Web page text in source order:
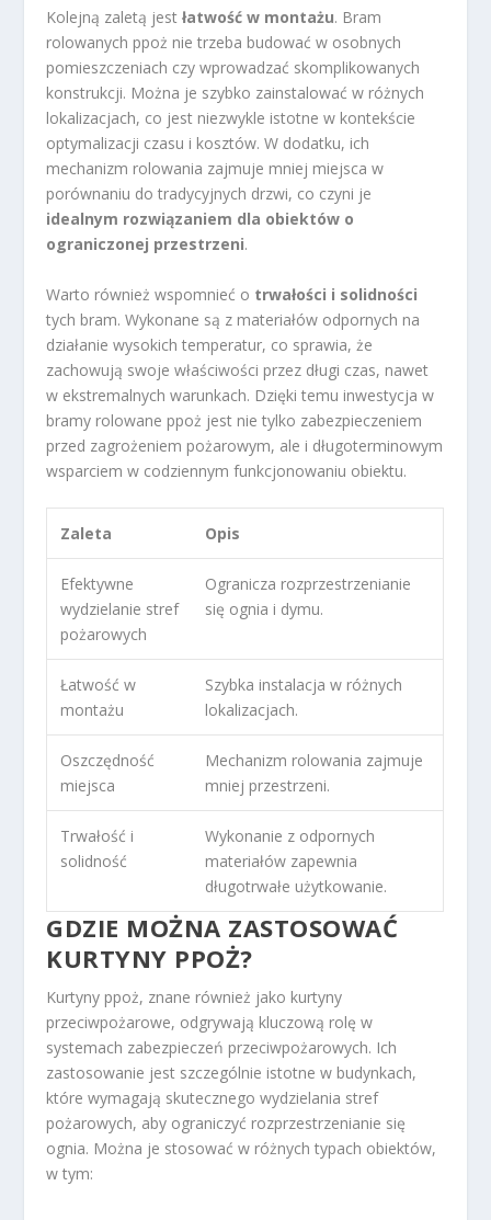
Kolejną zaletą jestłatwość w montażu. Bram
rolowanych ppoż nie trzeba budować w osobnych
pomieszczeniach czy wprowadzać skomplikowanych
konstrukcji. Można je szybko zainstalować w różnych
lokalizacjach, co jest niezwykle istotne w kontekście
optymalizacji czasu i kosztów. W dodatku, ich
mechanizm rolowania zajmuje mniej miejsca w
porównaniu do tradycyjnych drzwi, co czyni je
idealnym rozwiązaniem dla obiektów o
ograniczonej przestrzeni.
Warto również wspomnieć o trwałości i solidności
tych bram. Wykonane są z materiałów odpornych na
działanie wysokich temperatur, co sprawia, że
zachowują swoje właściwości przez długi czas, nawet
w ekstremalnych warunkach. Dzięki temu inwestycja w
bramy rolowane ppoż jest nie tylko zabezpieczeniem
przed zagrożeniem pożarowym, ale i długoterminowym
wsparciem w codziennym funkcjonowaniu obiektu.
Zaleta Opis
Efektywne
wydzielanie stref
pożarowych
Ogranicza rozprzestrzenianie
się ognia i dymu.
Łatwość w
montażu
Szybka instalacja w różnych
lokalizacjach.
Oszczędność
miejsca
Mechanizm rolowania zajmuje
mniej przestrzeni.
Trwałość i
solidność
Wykonanie z odpornych
materiałów zapewnia
długotrwałe użytkowanie.
GDZIE MOŻNA ZASTOSOWAĆ
KURTYNY PPOŻ?
Kurtyny ppoż, znane również jako kurtyny
przeciwpożarowe, odgrywają kluczową rolę w
systemach zabezpieczeń przeciwpożarowych. Ich
zastosowanie jest szczególnie istotne w budynkach,
które wymagają skutecznego wydzielania stref
pożarowych, aby ograniczyć rozprzestrzenianie się
ognia. Można je stosować w różnych typach obiektów,
w tym: